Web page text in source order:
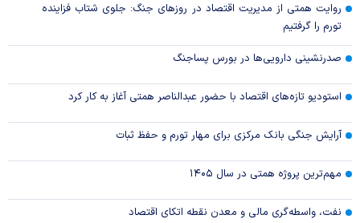
روایت همتی از مدیریت اقتصاد در روزهای جنگ: جلوی شتاب فزاینده
تورم را گرفتیم
صدرنشینی دارویی‌ها در بورس پساجنگ
استودیو تازه‌های اقتصاد با حضور عبدالناصر همتی آغاز به کار کرد
آرایش جنگی بانک مرکزی برای مهار تورم و حفظ ثبات
مهم‌ترین پروژه همتی در سال ۱۴۰۵
نفت، واسطه‌گری مالی و معدن نقطه اتکای اقتصاد